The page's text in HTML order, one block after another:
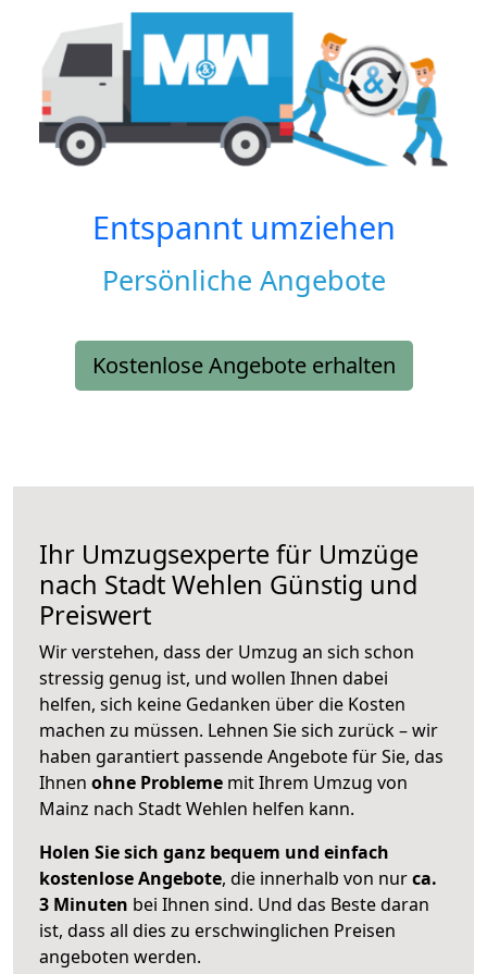
Entspannt umziehen
Persönliche Angebote
Kostenlose Angebote erhalten
Ihr Umzugsexperte für Umzüge
nach Stadt Wehlen Günstig und
Preiswert
Wir verstehen, dass der Umzug an sich schon
stressig genug ist, und wollen Ihnen dabei
helfen, sich keine Gedanken über die Kosten
machen zu müssen. Lehnen Sie sich zurück – wir
haben garantiert passende Angebote für Sie, das
Ihnen ohne Probleme mit Ihrem Umzug von
Mainz nach Stadt Wehlen helfen kann.
Holen Sie sich ganz bequem und einfach
kostenlose Angebote, die innerhalb von nurca.
3 Minuten bei Ihnen sind. Und das Beste daran
ist, dass all dies zu erschwinglichen Preisen
angeboten werden.